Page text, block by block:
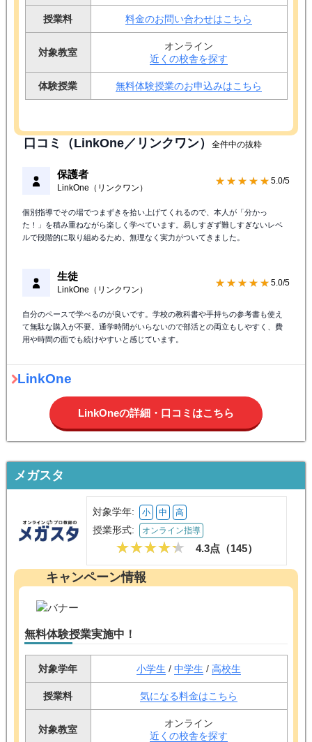
授業料 料金のお問い合わせはこちら
対象教室
オンライン
近くの校舎を探す
体験授業 無料体験授業のお申込みはこちら
口コミ（LinkOne／リンクワン） 全件中の抜粋
保護者
LinkOne（リンクワン）
★★★★★ 5.0/5
個別指導でその場でつまずきを拾い上げてくれるので、本人が「分かっ
た！」を積み重ねながら楽しく学べています。易しすぎず難しすぎないレベ
ルで段階的に取り組めるため、無理なく実力がついてきました。
生徒
LinkOne（リンクワン）
★★★★★ 5.0/5
自分のペースで学べるのが良いです。学校の教科書や手持ちの参考書も使え
て無駄な購入が不要。通学時間がいらないので部活との両立もしやすく、費
用や時間の面でも続けやすいと感じています。
LinkOne
LinkOneの詳細・口コミはこちら
メガスタ
対象学年: 小 中 高
授業形式: オンライン指導
4.3点（145）
キャンペーン情報
無料体験授業実施中！
対象学年 小学生 / 中学生 / 高校生
授業料 気になる料金はこちら
対象教室
オンライン
近くの校舎を探す